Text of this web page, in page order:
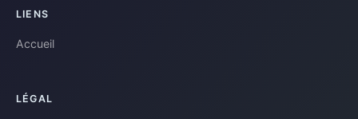
LIENS
Accueil
LÉGAL